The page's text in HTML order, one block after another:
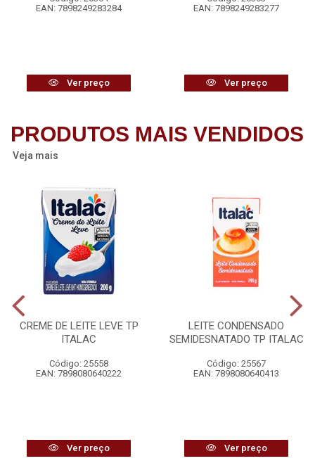
EAN: 7898249283284
Ver preço
EAN: 7898249283277
Ver preço
PRODUTOS MAIS VENDIDOS
Veja mais
CREME DE LEITE LEVE TP
ITALAC
Código: 25558
EAN: 7898080640222
Ver preço
LEITE CONDENSADO
SEMIDESNATADO TP ITALAC
Código: 25567
EAN: 7898080640413
Ver preço